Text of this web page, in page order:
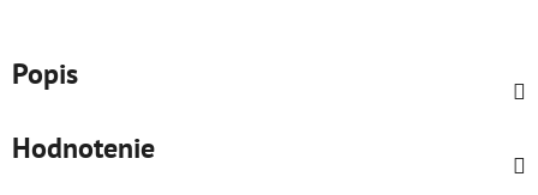
Popis
Hodnotenie